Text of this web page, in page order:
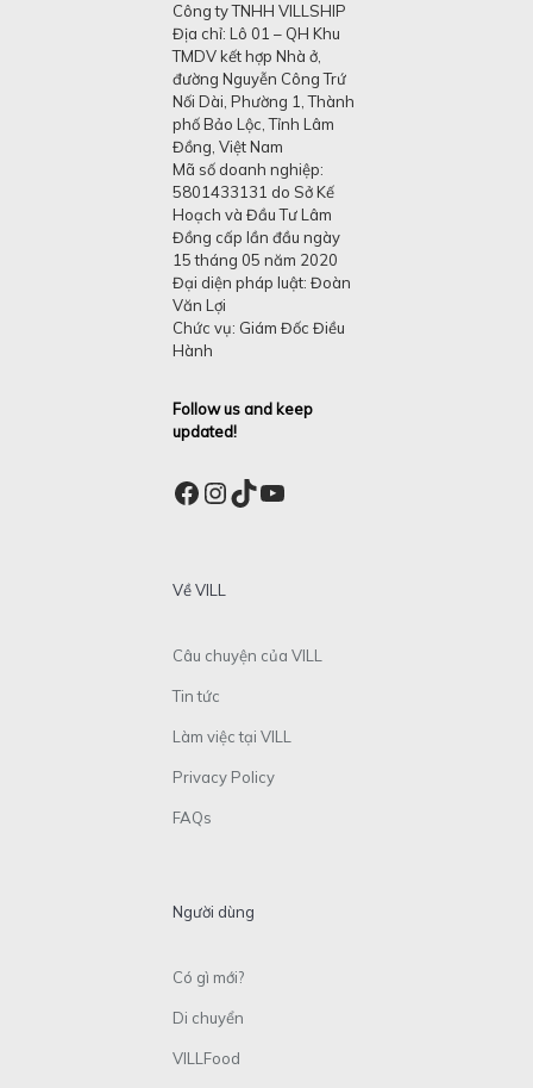
Công ty TNHH VILLSHIP
Địa chỉ: Lô 01 – QH Khu
TMDV kết hợp Nhà ở,
đường Nguyễn Công Trứ
Nối Dài, Phường 1, Thành
phố Bảo Lộc, Tỉnh Lâm
Đồng, Việt Nam
Mã số doanh nghiệp:
5801433131 do Sở Kế
Hoạch và Đầu Tư Lâm
Đồng cấp lần đầu ngày
15 tháng 05 năm 2020
Đại diện pháp luật: Đoàn
Văn Lợi
Chức vụ: Giám Đốc Điều
Hành
Follow us and keep
updated!
Facebook
Instagram
TikTok
YouTube
Về VILL
Câu chuyện của VILL
Tin tức
Làm việc tại VILL
Privacy Policy
FAQs
Người dùng
Có gì mới?
Di chuyển
VILLFood